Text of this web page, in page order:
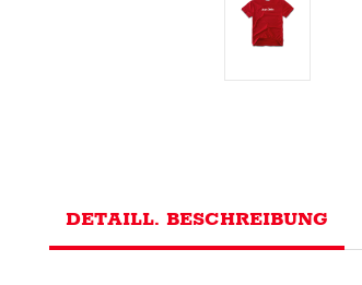
DETAILL. BESCHREIBUNG